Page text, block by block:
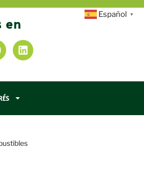
en
Español ▼